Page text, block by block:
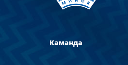
Каманда